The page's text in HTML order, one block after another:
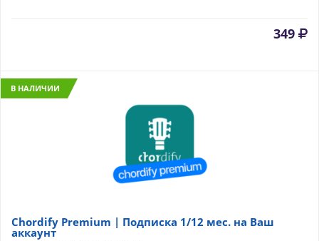
349
В НАЛИЧИИ
Chordify Premium | Подписка 1/12 мес. на Ваш
аккаунт